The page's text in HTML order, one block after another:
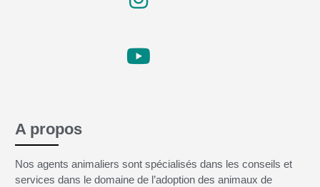
A propos
Nos agents animaliers sont spécialisés dans les conseils et
services dans le domaine de l’adoption des animaux de